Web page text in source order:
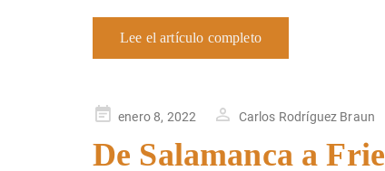
Lee el artículo completo
Publicado
enero 8, 2022 Carlos Rodríguez Braun
De Salamanca a